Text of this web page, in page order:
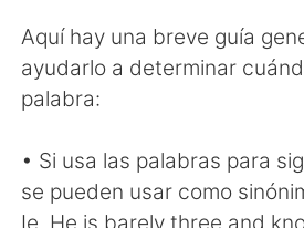
Italiano Tiếng Việt
Português
Aquí hay una breve guía
ayudarlo a determinar
palabra:
• Si usa las palabras para
se pueden usar como
Ie. He is barely three and